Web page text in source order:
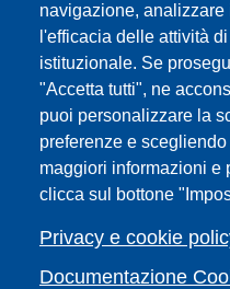
navigazione, analizzare
l'efficacia delle attività
istituzionale. Se
"Accetta tutti", ne
puoi personalizzare la
preferenze e
maggiori informazioni e
clicca sul bottone
Privacy e cookie
Documentazione
Sedi
Mappa del sito
Webmaster e
Elenco dei siti
Accessibilità
Feed RSS
Note legali del sito
Privacy policy
Cambia idea sui